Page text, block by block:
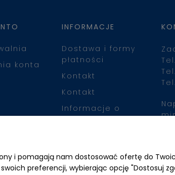
konta
INFORMACJE
Dostawa i formy
płatności
Kontakt
Kontakt
Informacje o
i pomagają nam dostosować ofertę do
preferencji, wybierając opcję "Dostosuj